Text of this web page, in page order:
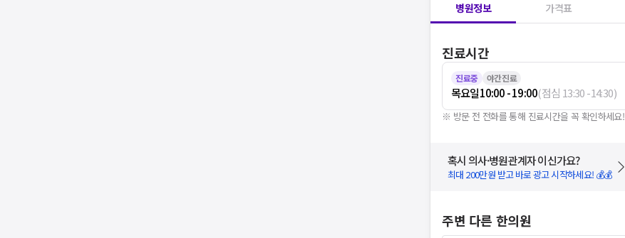
병원정보 가격표
진료시간
진료중 야간진료
목요일10:00 - 19:00(점심 13:30-14:30)
※ 방문 전 전화를 통해 진료시간을 꼭 확인하세요!
혹시 의사·병원관계자 이신가요?
최대 200만원 받고 바로 광고 시작하세요! 💰💰
주변 다른 한의원